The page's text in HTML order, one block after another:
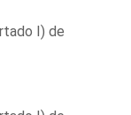
I) de